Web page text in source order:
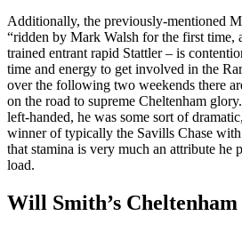
Additionally, the previously-mentioned
“ridden by Mark Walsh for the first time,
trained entrant rapid Stattler – is
time and energy to get involved in the
over the following two weekends there
on the road to supreme Cheltenham
left-handed, he was some sort of
winner of typically the Savills Chase
that stamina is very much an attribute he
load.
Will Smith’s